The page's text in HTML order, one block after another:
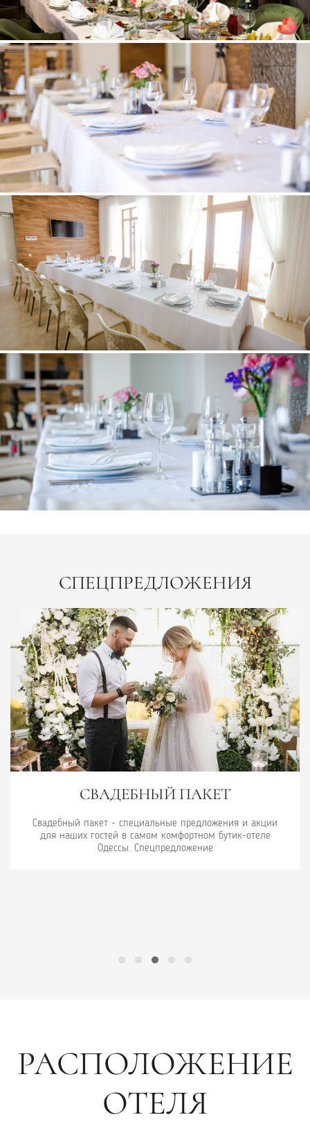
СПЕЦПРЕДЛОЖЕНИЯ
ПАКЕТ
- специальные предложения и акции
в самом комфортном бутик-отеле
Спецпредложение
Ваш
РАСПОЛОЖЕНИЕ
ОТЕЛЯ